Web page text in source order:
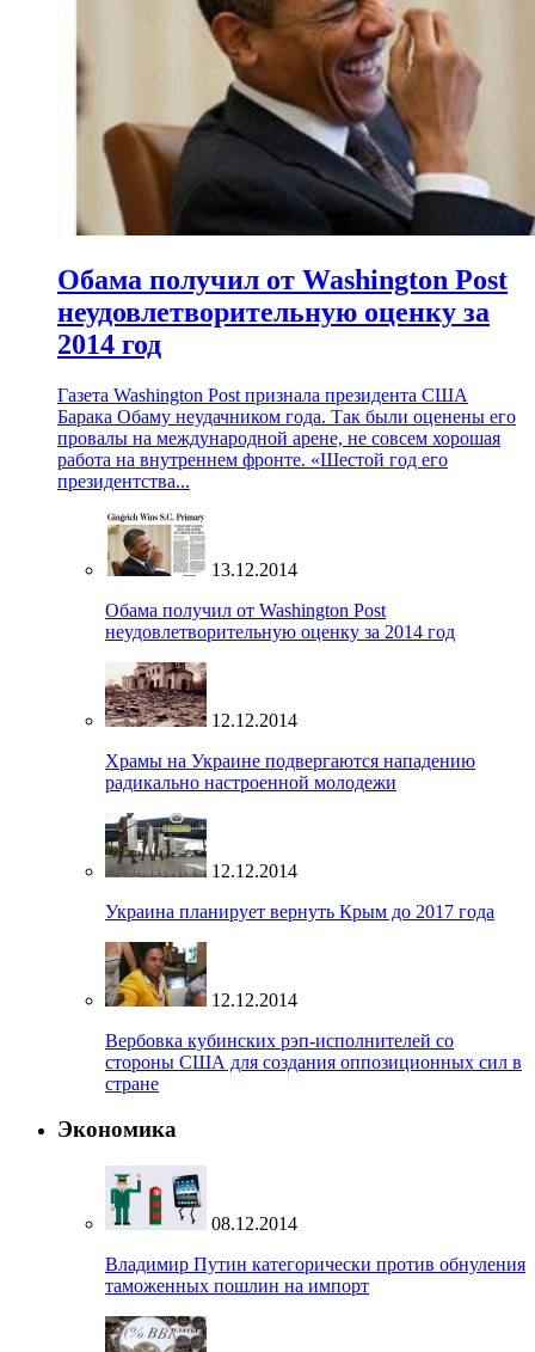
Обама получил от Washington Post
неудовлетворительную оценку за
2014 год
Газета Washington Post признала президента США
Барака Обаму неудачником года. Так были оценены его
провалы на международной арене, не совсем хорошая
работа на внутреннем фронте. «Шестой год его
президентства...
13.12.2014
Обама получил от Washington Post
неудовлетворительную оценку за 2014 год
12.12.2014
Храмы на Украине подвергаются нападению
радикально настроенной молодежи
12.12.2014
Украина планирует вернуть Крым до 2017 года
12.12.2014
Вербовка кубинских рэп-исполнителей со
стороны США для создания оппозиционных сил в
стране
Экономика
08.12.2014
Владимир Путин категорически против обнуления
таможенных пошлин на импорт